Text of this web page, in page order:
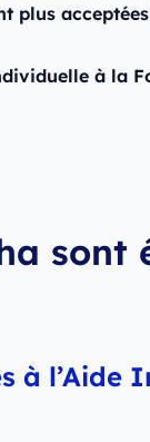
plus
à la
sont
à l’Aide